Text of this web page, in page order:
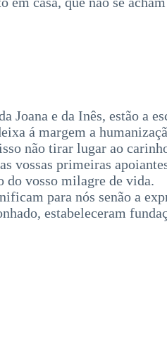
Joana e da Inês, estão
á margem a
não tirar lugar ao
vossas primeiras
do vosso milagre de vida.
para nós senão a
estabeleceram